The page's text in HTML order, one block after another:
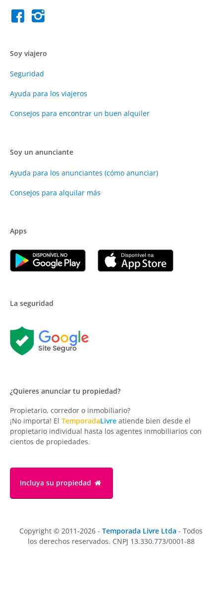
Soy viajero
Seguridad
Ayuda para los viajeros
Consejos para encontrar un buen alquiler
Soy un anunciante
Ayuda para los anunciantes (cómo anunciar)
Consejos para alquilar más
Apps
La seguridad
¿Quieres anunciar tu propiedad?
Propietario, corredor o inmobiliario?
¡No importa! El TemporadaLivre atiende bien desde el
propietario individual hasta los agentes inmobiliarios con
cientos de propiedades.
Incluya su propiedad
Copyright © 2011-2026 - Temporada Livre Ltda - Todos
los derechos reservados. CNPJ 13.330.773/0001-88